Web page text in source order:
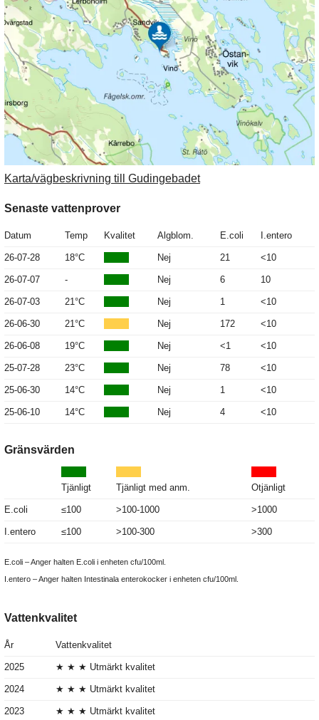
Karta/vägbeskrivning till Gudingebadet
Senaste vattenprover
Datum Temp Kvalitet Algblom. E.coli I.entero
26-07-28 18°C Nej 21 <10
26-07-07 - Nej 6 10
26-07-03 21°C Nej 1 <10
26-06-30 21°C Nej 172 <10
26-06-08 19°C Nej <1 <10
25-07-28 23°C Nej 78 <10
25-06-30 14°C Nej 1 <10
25-06-10 14°C Nej 4 <10
Gränsvärden
Tjänligt Tjänligt med anm. Otjänligt
E.coli ≤100 >100-1000 >1000
I.entero ≤100 >100-300 >300
E.coli – Anger halten E.coli i enheten cfu/100ml.
I.entero – Anger halten Intestinala enterokocker i enheten cfu/100ml.
Vattenkvalitet
År Vattenkvalitet
2025 ★ ★ ★ Utmärkt kvalitet
2024 ★ ★ ★ Utmärkt kvalitet
2023 ★ ★ ★ Utmärkt kvalitet